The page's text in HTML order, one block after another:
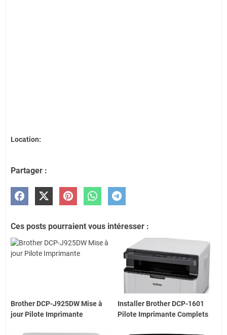
Location:
Partager :
Ces posts pourraient vous intéresser :
Brother DCP-J925DW Mise à
jour Pilote Imprimante
Installer Brother DCP-1601
Pilote Imprimante Complets